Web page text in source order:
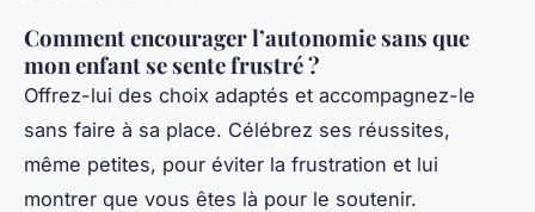
Comment encourager l’autonomie sans que
mon enfant se sente frustré ?
Offrez-lui des choix adaptés et accompagnez-le
sans faire à sa place. Célébrez ses réussites,
même petites, pour éviter la frustration et lui
montrer que vous êtes là pour le soutenir.